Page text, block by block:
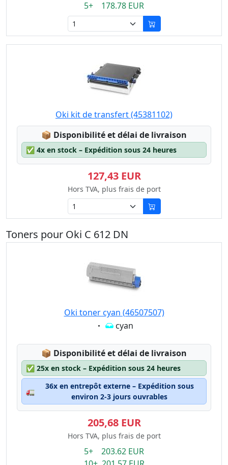
5+ 178.78 EUR
Oki kit de transfert (45381102)
📦 Lagerstatus:
Disponibilité et délai de livraison
✅ 4x en stock – Expédition sous 24 heures
127,43 EUR
Hors TVA, plus frais de port
Toners pour Oki C 612 DN
Oki toner cyan (46507507)
Eigenschaft:
cyan
📦 Lagerstatus:
Disponibilité et délai de livraison
✅ 25x en stock – Expédition sous 24 heures
🚛
36x en entrepôt externe – Expédition sous
environ 2-3 jours ouvrables
205,68 EUR
Hors TVA, plus frais de port
5+ 203.62 EUR